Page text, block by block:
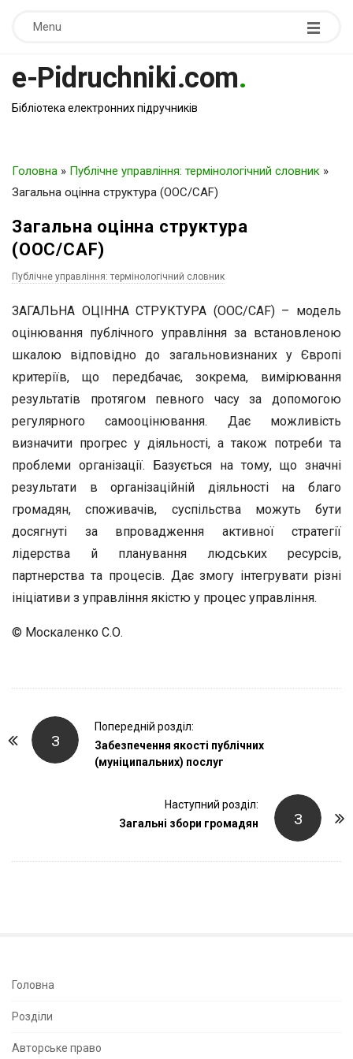
Menu
e-Pidruchniki.com.
Бібліотека електронних підручників
Головна » Публічне управління: термінологічний словник »
Загальна оцінна структура (ООС/CAF)
Загальна оцінна структура
(ООС/CAF)
Публічне управління: термінологічний словник
ЗАГАЛЬНА ОЦІННА СТРУКТУРА (ООС/CAF) – модель
оцінювання публічного управління за встановленою
шкалою відповідно до загальновизнаних у Європі
критеріїв, що передбачає, зокрема, вимірювання
результатів протягом певного часу за допомогою
регулярного самооцінювання. Дає можливість
визначити прогрес у діяльності, а також потреби та
проблеми організації. Базується на тому, що значні
результати в організаційній діяльності на благо
громадян, споживачів, суспільства можуть бути
досягнуті за впровадження активної стратегії
лідерства й планування людських ресурсів,
партнерства та процесів. Дає змогу інтегрувати різні
ініціативи з управління якістю у процес управління.
© Москаленко С.О.
З
Попередній розділ:
Забезпечення якості публічних
(муніципальних) послуг
З
Наступний розділ:
Загальні збори громадян
S
e
Головна
Розділи
Авторське право